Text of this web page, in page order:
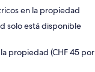
en la propiedad
solo está disponible
propiedad (CHF 45 por